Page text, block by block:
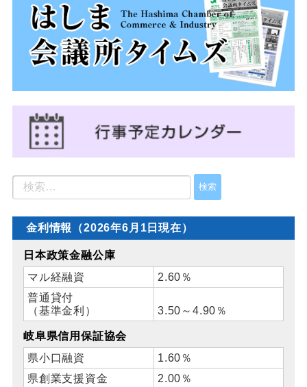
金利情報（2026年6月1日現在）
日本政策金融公庫
マル経融資
2.60％
普通貸付
（基準金利）
3.50～4.90％
岐阜県信用保証協会
県小口融資
1.60％
県創業支援資金
2.00％